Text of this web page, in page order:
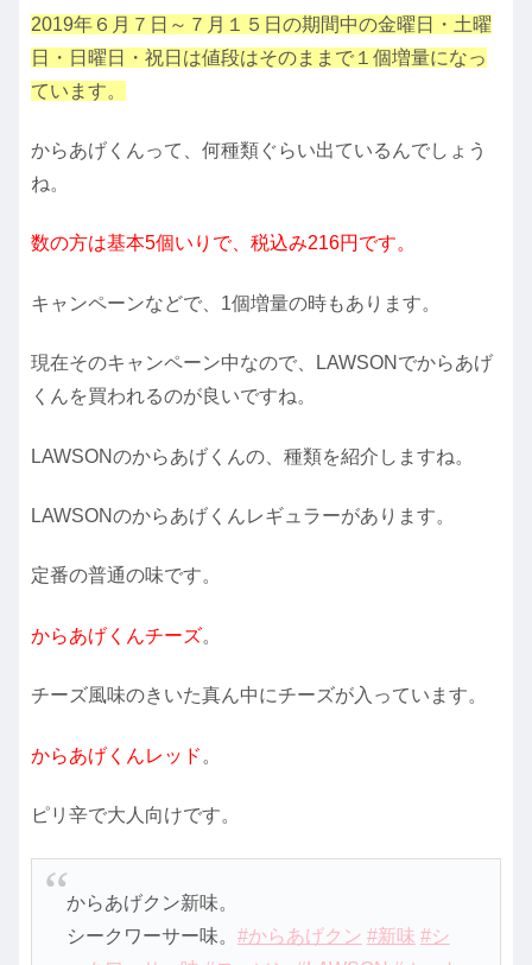
2019年６月７日～７月１５日の期間中の金曜日・土曜
日・日曜日・祝日は値段はそのままで１個増量になっ
ています。
からあげくんって、何種類ぐらい出ているんでしょう
ね。
数の方は基本5個いりで、税込み216円です。
キャンペーンなどで、1個増量の時もあります。
現在そのキャンペーン中なので、LAWSONでからあげ
くんを買われるのが良いですね。
LAWSONのからあげくんの、種類を紹介しますね。
LAWSONのからあげくんレギュラーがあります。
定番の普通の味です。
からあげくんチーズ。
チーズ風味のきいた真ん中にチーズが入っています。
からあげくんレッド 。
ピリ辛で大人向けです。
からあげクン新味。
シークワーサー味。 #からあげクン #新味 #シ